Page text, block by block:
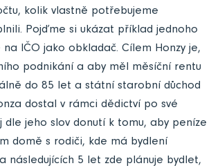
kolik vlastně potřebujeme
Pojďme si ukázat příklad jednoho
IČO jako obkladač. Cílem Honzy je,
podnikání a aby měl měsíční rentu
do 85 let a státní starobní důchod
dostal v rámci dědictví po své
dle jeho slov donutí k tomu, aby peníze
domě s rodiči, kde má bydlení
následujících 5 let zde plánuje bydlet,